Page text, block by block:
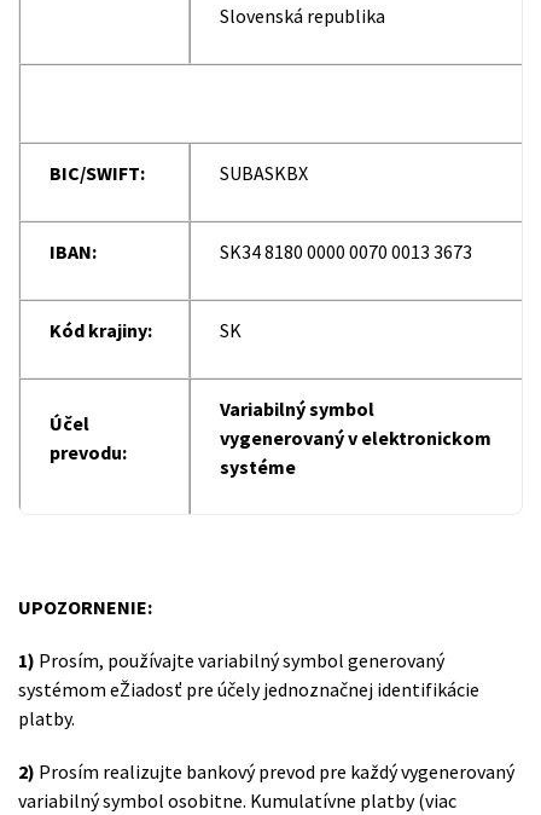
Slovenská republika
BIC/SWIFT: SUBASKBX
IBAN: SK34 8180 0000 0070 0013 3673
Kód krajiny: SK
Účel
prevodu:
Variabilný symbol
vygenerovaný v elektronickom
systéme
UPOZORNENIE:
1) Prosím, používajte variabilný symbol generovaný
systémom eŽiadosť pre účely jednoznačnej identifikácie
platby.
2) Prosím realizujte bankový prevod pre každý vygenerovaný
variabilný symbol osobitne. Kumulatívne platby (viac